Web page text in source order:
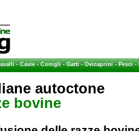
-Cavie-Conigli-Gatti-Ovicaprini-Pesci-
autoctone
bovine